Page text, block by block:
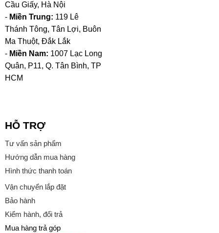
ràng.
Cầu Giấy, Hà Nội
- Miền Trung: 119 Lê
Thánh Tông, Tân Lợi, Buôn
Ma Thuột, Đắk Lắk
- Miền Nam: 1007 Lạc Long
Quân, P11, Q. Tân Bình, TP
HCM
HỖ TRỢ
Tư vấn sản phẩm
Hướng dẫn mua hàng
Hình thức thanh toán
Vận chuyển lắp đặt
Bảo hành
Kiểm hành, đổi trả
Mua hàng trả góp